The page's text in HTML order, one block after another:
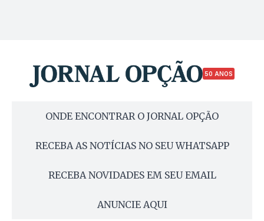
50 ANOS
ONDE ENCONTRAR O JORNAL OPÇÃO
RECEBA AS NOTÍCIAS NO SEU WHATSAPP
RECEBA NOVIDADES EM SEU EMAIL
ANUNCIE AQUI